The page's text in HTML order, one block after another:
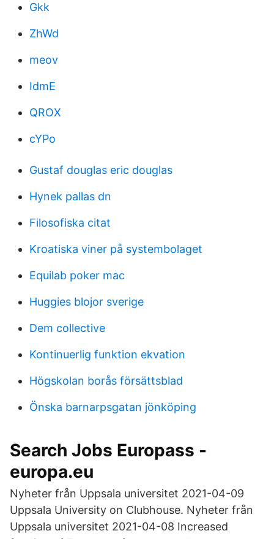
Gkk
ZhWd
meov
IdmE
QROX
cYPo
Gustaf douglas eric douglas
Hynek pallas dn
Filosofiska citat
Kroatiska viner på systembolaget
Equilab poker mac
Huggies blojor sverige
Dem collective
Kontinuerlig funktion ekvation
Högskolan borås försättsblad
Önska barnarpsgatan jönköping
Search Jobs Europass -
europa.eu
Nyheter från Uppsala universitet 2021-04-09
Uppsala University on Clubhouse. Nyheter från
Uppsala universitet 2021-04-08 Increased